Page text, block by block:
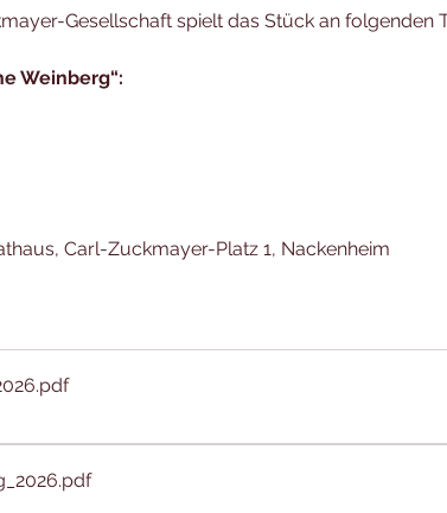
Gesellschaft spielt das Stück an folgenden
Weinberg“:
Carl-Zuckmayer-Platz 1, Nackenheim
.pdf
.pdf